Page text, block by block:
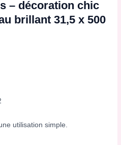
– décoration chic
brillant 31,5 x 500
utilisation simple.